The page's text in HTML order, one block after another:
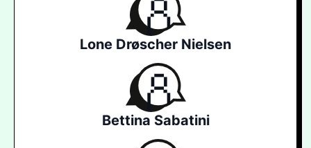
Lone Drøscher Nielsen
Bettina Sabatini